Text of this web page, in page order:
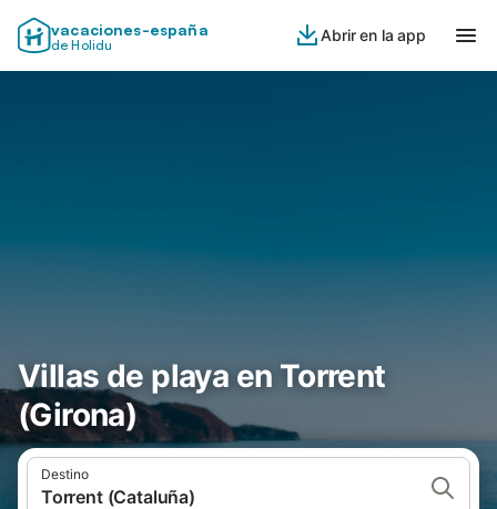
vacaciones-españa
de Holidu
Abrir en la app
Villas de playa en Torrent
(Girona)
Destino
Torrent (Cataluña)